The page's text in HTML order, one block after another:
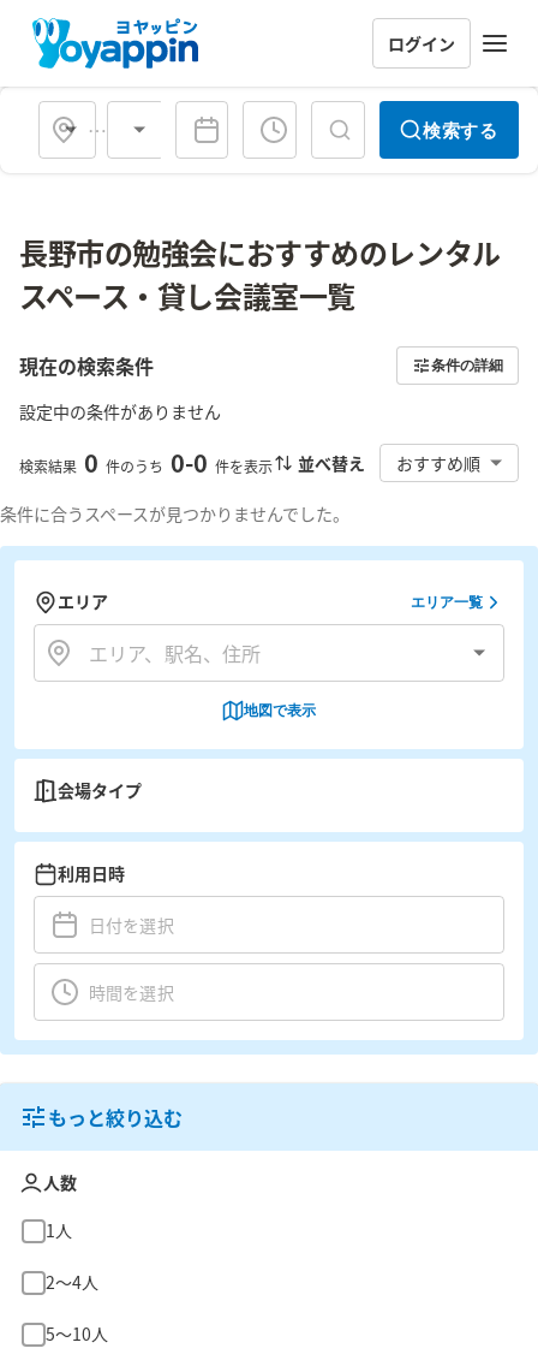
ログイン
会場タイプ 検索する
長野市の勉強会におすすめのレンタル
スペース・貸し会議室一覧
現在の検索条件 条件の詳細
設定中の条件がありません
検索結果 0 件のうち 0-0 件を表示 並べ替え おすすめ順
条件に合うスペースが見つかりませんでした。
エリア エリア一覧
地図で表示
会場タイプ
利用日時
もっと絞り込む
人数
1人
2〜4人
5〜10人